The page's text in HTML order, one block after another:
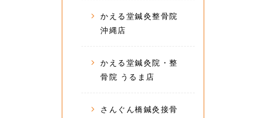
かえる堂鍼灸整骨院
沖縄店
かえる堂鍼灸院・整
骨院 うるま店
さんぐん橋鍼灸接骨